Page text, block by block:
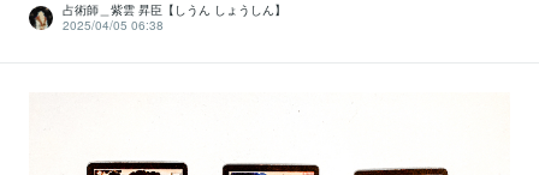
占術師＿紫雲 昇臣【しうん しょうしん】
2025/04/05 06:38